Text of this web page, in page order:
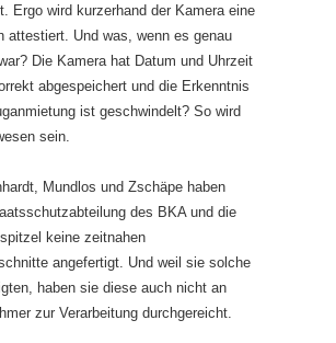
Ergo wird kurzerhand der Kamera eine
attestiert. Und was, wenn es genau
Die Kamera hat Datum und Uhrzeit
abgespeichert und die Erkenntnis
ist geschwindelt? So wird
sein.
Mundlos und Zschäpe haben
des BKA und die
keine zeitnahen
angefertigt. Und weil sie solche
haben sie diese auch nicht an
zur Verarbeitung durchgereicht.